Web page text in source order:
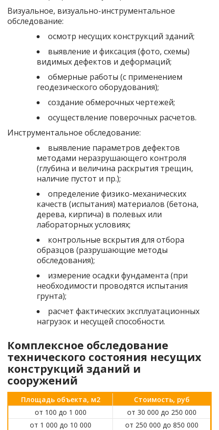
Визуальное, визуально-инструментальное
обследование:
осмотр несущих конструкций зданий;
выявление и фиксация (фото, схемы)
видимых дефектов и деформаций;
обмерные работы (с применением
геодезического оборудования);
создание обмерочных чертежей;
осуществление поверочных расчетов.
Инструментальное обследование:
выявление параметров дефектов
методами неразрушающего контроля
(глубина и величина раскрытия трещин,
наличие пустот и пр.);
определение физико-механических
качеств (испытания) материалов (бетона,
дерева, кирпича) в полевых или
лабораторных условиях;
контрольные вскрытия для отбора
образцов (разрушающие методы
обследования);
измерение осадки фундамента (при
необходимости проводятся испытания
грунта);
расчет фактических эксплуатационных
нагрузок и несущей способности.
Комплексное обследование
технического состояния несущих
конструкций зданий и
сооружений
Площадь объекта, м2
Стоимость, руб
от 100 до 1 000
от 30 000 до 250 000
от 1 000 до 10 000
от 250 000 до 850 000